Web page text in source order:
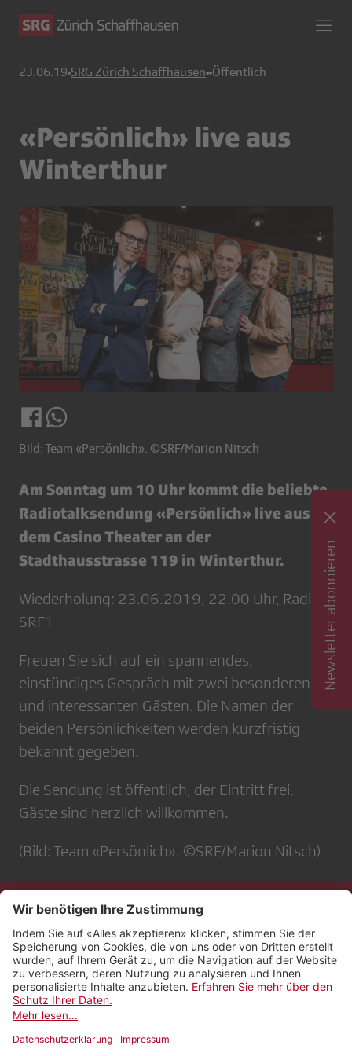
23.06.19 SRG Zürich Schaffhausen Öffentlich
«Persönlich» live aus
Winterthur
Bild: Team «Persönlich». ©SRF/Marion Nitsch
Am Sonntag um 10 Uhr kommt die beliebte
Radiotalksendung «Persönlich» live aus
dem Casino Theater an der
Stadthausstrasse 119 in Winterthur.
Wiederholung: 23.06.2019, 22.00 Uhr, Radio
SRF1
Freuen Sie sich auf ein spannendes,
einstündiges Gespräch mit zwei besonderen
und interessanten Gästen. Die Namen der
beiden Persönlichkeiten werden kurzfristig
bekannt gegeben.
Die Sendung ist öffentlich, der Eintritt frei.
Gäste sind herzlich willkommen.
(Bild: Team «Persönlich». ©SRF/Marion Nitsch)
Newsletter abonnieren
Kontakt
Impressum
Rechtliches
Netiquette